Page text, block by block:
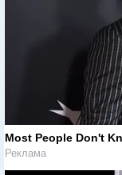
Most People Don't
Реклама